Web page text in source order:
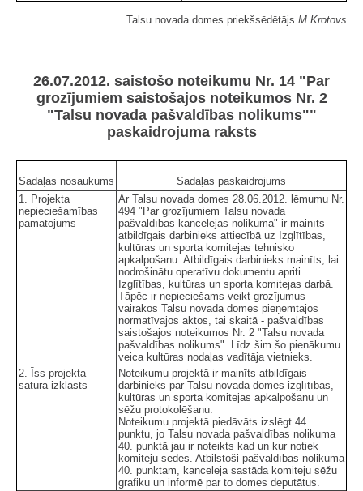
Talsu novada domes priekšsēdētājs M.Krotovs
26.07.2012. saistošo noteikumu Nr. 14 "Par
grozījumiem saistošajos noteikumos Nr. 2
"Talsu novada pašvaldības nolikums""
paskaidrojuma raksts
Sadaļas nosaukums
Sadaļas paskaidrojums
1. Projekta
nepieciešamības
pamatojums
Ar Talsu novada domes 28.06.2012. lēmumu Nr.
494 "Par grozījumiem Talsu novada
pašvaldības kancelejas nolikumā" ir mainīts
atbildīgais darbinieks attiecībā uz Izglītības,
kultūras un sporta komitejas tehnisko
apkalpošanu. Atbildīgais darbinieks mainīts, lai
nodrošinātu operatīvu dokumentu apriti
Izglītības, kultūras un sporta komitejas darbā.
Tāpēc ir nepieciešams veikt grozījumus
vairākos Talsu novada domes pieņemtajos
normatīvajos aktos, tai skaitā - pašvaldības
saistošajos noteikumos Nr. 2 "Talsu novada
pašvaldības nolikums". Līdz šim šo pienākumu
veica kultūras nodaļas vadītāja vietnieks.
2. Īss projekta
satura izklāsts
Noteikumu projektā ir mainīts atbildīgais
darbinieks par Talsu novada domes izglītības,
kultūras un sporta komitejas apkalpošanu un
sēžu protokolēšanu.
Noteikumu projektā piedāvāts izslēgt 44.
punktu, jo Talsu novada pašvaldības nolikuma
40. punktā jau ir noteikts kad un kur notiek
komiteju sēdes. Atbilstoši pašvaldības nolikuma
40. punktam, kanceleja sastāda komiteju sēžu
grafiku un informē par to domes deputātus.